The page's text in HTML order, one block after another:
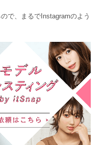
で、まるでInstagramのよう